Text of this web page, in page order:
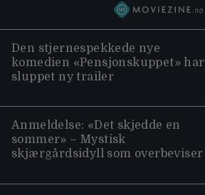
Den stjernespekkede nye
komedien «Pensjonskuppet» har
sluppet ny trailer
Anmeldelse: «Det skjedde en
sommer» – Mystisk
skjærgårdsidyll som overbeviser